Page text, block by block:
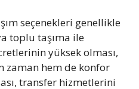
seçenekleri genellikle
toplu taşıma ile
yüksek olması,
zaman hem de konfor
transfer hizmetlerini